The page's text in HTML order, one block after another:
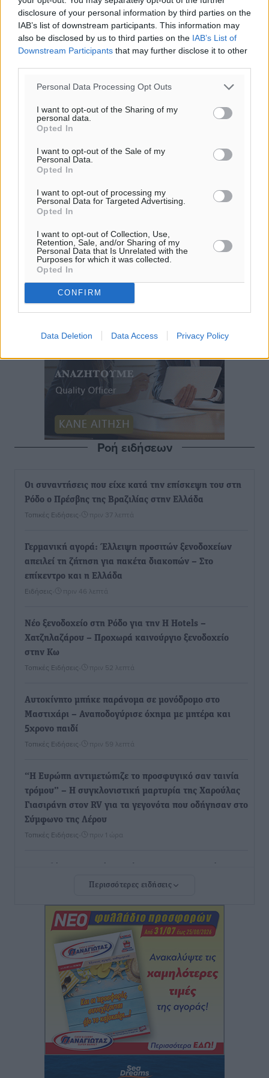
disclosure of your personal information by third parties on the
IAB’s list of downstream participants. This information may
also be disclosed by us to third parties on the IAB’s List of
Downstream Participants that may further disclose it to other
Personal Data Processing Opt Outs
I want to opt-out of the Sharing of my
personal data.
Opted In
I want to opt-out of the Sale of my
Personal Data.
Opted In
I want to opt-out of processing my
Personal Data for Targeted Advertising.
Opted In
I want to opt-out of Collection, Use,
Retention, Sale, and/or Sharing of my
Personal Data that Is Unrelated with the
Purposes for which it was collected.
Opted In
CONFIRM
Data Deletion Data Access Privacy Policy
Ροή ειδήσεων
Οι συναντήσεις που είχε κατά την επίσκεψη του στη
Ρόδο ο Πρέσβης της Βραζιλίας στην Ελλάδα
Τοπικές Ειδήσεις πριν 37 λεπτά
Γερμανική αγορά: Έλλειψη προσιτών ξενοδοχείων
απειλεί τη ζήτηση για πακέτα διακοπών – Στο
επίκεντρο και η Ελλάδα
Ειδήσεις πριν 46 λεπτά
Νέο ξενοδοχείο στη Ρόδο για την H Hotels –
Χατζηλαζάρου – Προχωρά καινούργιο ξενοδοχείο
στην Κω
Τοπικές Ειδήσεις πριν 52 λεπτά
Αυτοκίνητο μπήκε παράνομα σε μονόδρομο στο
Μαστιχάρι – Αναποδογύρισε όχημα με μητέρα και
5χρονο παιδί
Τοπικές Ειδήσεις πριν 59 λεπτά
“Η Ευρώπη αντιμετώπιζε το προσφυγικό σαν ταινία
τρόμου” – Η συγκλονιστική μαρτυρία της Χαρούλας
Γιασιράνη στον RV για τα γεγονότα που οδήγησαν στο
Σύμφωνο της Λέρου
Τοπικές Ειδήσεις πριν 1 ώρα
πριν 1 ώρα
Έκτακτη συνεδρίαση της Δημοτικής Επιτροπής Ρόδου
αύριο Παρασκευή 7 Αυγούστου
Τοπικές Ειδήσεις• πριν 1 ώρα
ΑΕΡΑ: Δεν σταματάει να ενισχύεται, νέο απόκτημα ο
Μητρόπουλος
πριν 2 ώρες
Κλεάνθης: Δουλειές μετά ευχαριστιών στο γήπεδο,
ατομικό για δύο
Περισσότερες ειδήσεις